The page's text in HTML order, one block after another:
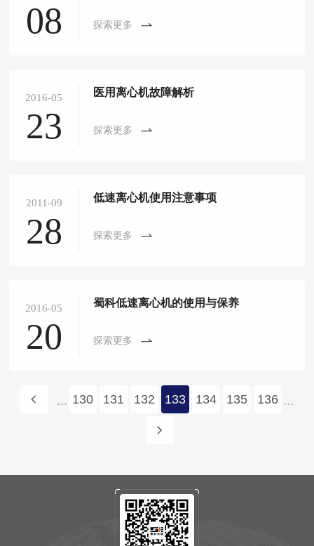
08 探索更多
2016-05
23
医用离心机故障解析
探索更多
2011-09
28
低速离心机使用注意事项
探索更多
2016-05
20
蜀科低速离心机的使用与保养
探索更多
... 130 131 132 133 134 135 136 ...